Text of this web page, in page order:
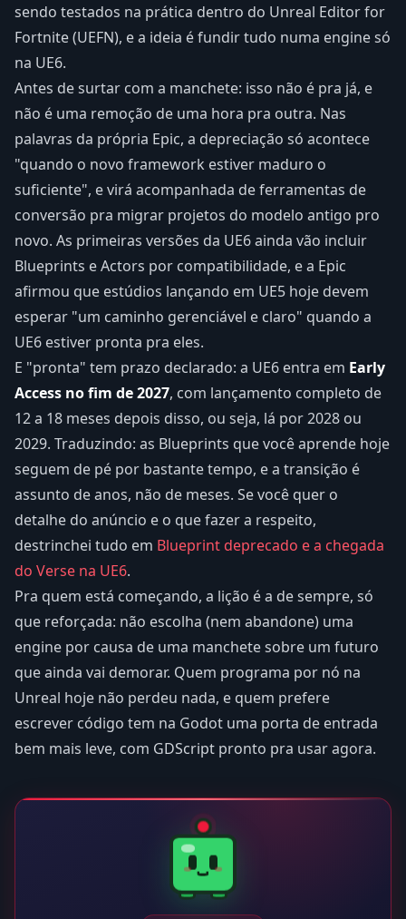
sendo testados na prática dentro do Unreal Editor for
Fortnite (UEFN), e a ideia é fundir tudo numa engine só
na UE6.
Antes de surtar com a manchete: isso não é pra já, e
não é uma remoção de uma hora pra outra. Nas
palavras da própria Epic, a depreciação só acontece
"quando o novo framework estiver maduro o
suficiente", e virá acompanhada de ferramentas de
conversão pra migrar projetos do modelo antigo pro
novo. As primeiras versões da UE6 ainda vão incluir
Blueprints e Actors por compatibilidade, e a Epic
afirmou que estúdios lançando em UE5 hoje devem
esperar "um caminho gerenciável e claro" quando a
UE6 estiver pronta pra eles.
E "pronta" tem prazo declarado: a UE6 entra em Early
Access no fim de 2027, com lançamento completo de
12 a 18 meses depois disso, ou seja, lá por 2028 ou
2029. Traduzindo: as Blueprints que você aprende hoje
seguem de pé por bastante tempo, e a transição é
assunto de anos, não de meses. Se você quer o
detalhe do anúncio e o que fazer a respeito,
destrinchei tudo em Blueprint deprecado e a chegada
do Verse na UE6.
Pra quem está começando, a lição é a de sempre, só
que reforçada: não escolha (nem abandone) uma
engine por causa de uma manchete sobre um futuro
que ainda vai demorar. Quem programa por nó na
Unreal hoje não perdeu nada, e quem prefere
escrever código tem na Godot uma porta de entrada
bem mais leve, com GDScript pronto pra usar agora.